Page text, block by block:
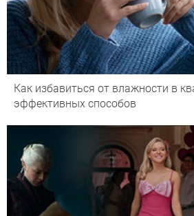
Как избавиться от влажности в
эффективных способов